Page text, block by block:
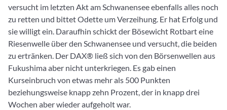
versucht im letzten Akt am Schwanensee ebenfalls alles noch
zu retten und bittet Odette um Verzeihung. Er hat Erfolg und
sie willigt ein. Daraufhin schickt der Bösewicht Rotbart eine
Riesenwelle über den Schwanensee und versucht, die beiden
zu ertränken. Der DAX® ließ sich von den Börsenwellen aus
Fukushima aber nicht unterkriegen. Es gab einen
Kurseinbruch von etwas mehr als 500 Punkten
beziehungsweise knapp zehn Prozent, der in knapp drei
Wochen aber wieder aufgeholt war.